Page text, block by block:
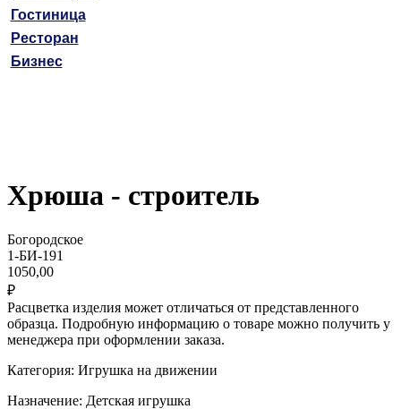
Гостиница
Ресторан
Бизнес
Хрюша - строитель
Богородское
1-БИ-191
1050,00
₽
Расцветка изделия может отличаться от представленного
образца. Подробную информацию о товаре можно получить у
менеджера при оформлении заказа.
Категория: Игрушка на движении
Назначение: Детская игрушка